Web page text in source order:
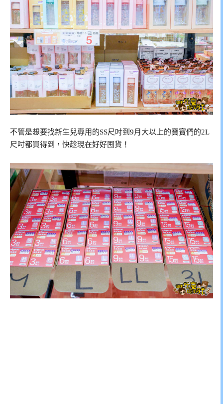
不管是想要找新生兒專用的SS尺吋到9月大以上的寶寶們的2L
尺吋都買得到，快趁現在好好囤貨！